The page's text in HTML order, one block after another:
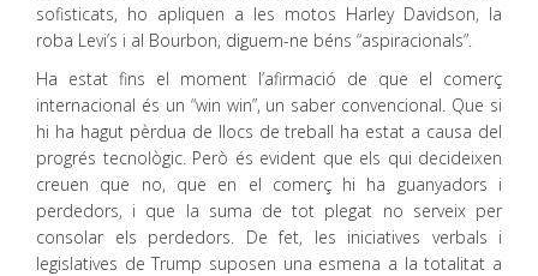
sofisticats, ho apliquen a les motos Harley Davidson, la
roba Levi’s i al Bourbon, diguem-ne béns “aspiracionals”.
Ha estat fins el moment l’afirmació de que el comerç
internacional és un “win win”, un saber convencional. Que si
hi ha hagut pèrdua de llocs de treball ha estat a causa del
progrés tecnològic. Però és evident que els qui decideixen
creuen que no, que en el comerç hi ha guanyadors i
perdedors, i que la suma de tot plegat no serveix per
consolar els perdedors. De fet, les iniciatives verbals i
legislatives de Trump suposen una esmena a la totalitat a